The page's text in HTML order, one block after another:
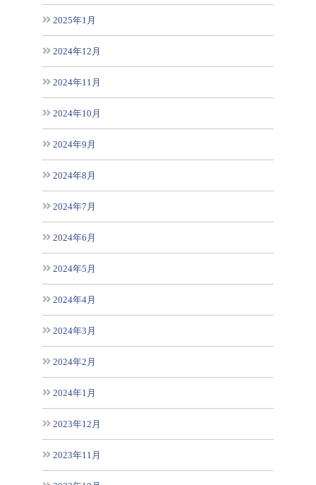
2025年1月
2024年12月
2024年11月
2024年10月
2024年9月
2024年8月
2024年7月
2024年6月
2024年5月
2024年4月
2024年3月
2024年2月
2024年1月
2023年12月
2023年11月